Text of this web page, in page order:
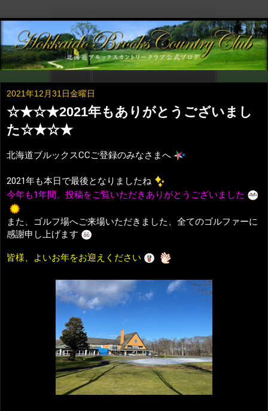
2021年12月31日金曜日
☆★☆★2021年もありがとうございまし
た☆★☆★
北海道ブルックスCCご登録のみなさまへ
2021年も本日で最後となりましたね
今年も1年間、投稿をご覧いただきありがとうございました
また、ゴルフ場へご来場いただきました、全てのゴルファーに
感謝申し上げます
皆様、よいお年をお迎えください